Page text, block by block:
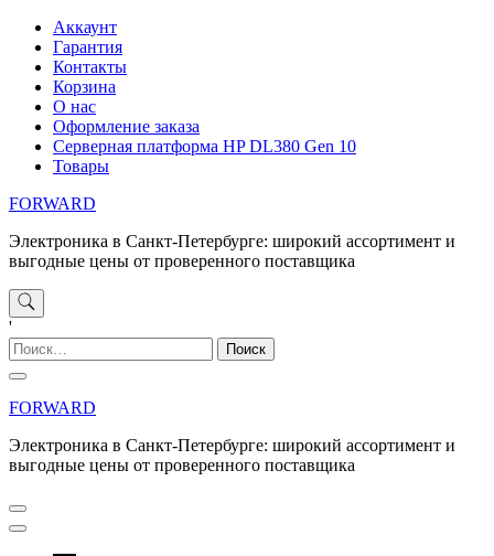
Перейти
содержимому
Аккаунт
Гарантия
Контакты
Корзина
О нас
Оформление заказа
Серверная платформа HP DL380 Gen 10
Товары
FORWARD
Электроника в Санкт-Петербурге: широкий ассортимент и
выгодные цены от проверенного поставщика
'
Найти:
FORWARD
Электроника в Санкт-Петербурге: широкий ассортимент и
выгодные цены от проверенного поставщика